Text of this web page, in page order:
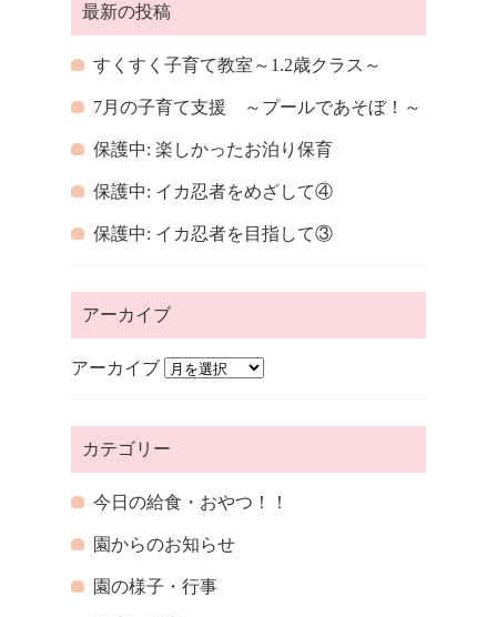
最新の投稿
すくすく子育て教室～1.2歳クラス～
7月の子育て支援 ～プールであそぼ！～
保護中: 楽しかったお泊り保育
保護中: イカ忍者をめざして④
保護中: イカ忍者を目指して③
アーカイブ
アーカイブ
カテゴリー
今日の給食・おやつ！！
園からのお知らせ
園の様子・行事